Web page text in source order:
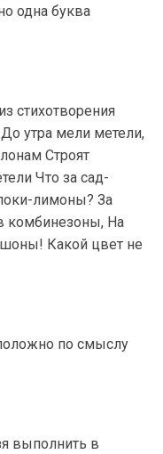
одна буква
стихотворения
утра мели метели,
Строят
Что за сад-
лимоны? За
комбинезоны, На
Какой цвет не
по смыслу
выполнить в